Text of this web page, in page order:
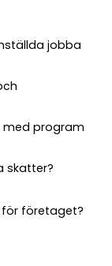
jobba
med program
skatter?
för företaget?